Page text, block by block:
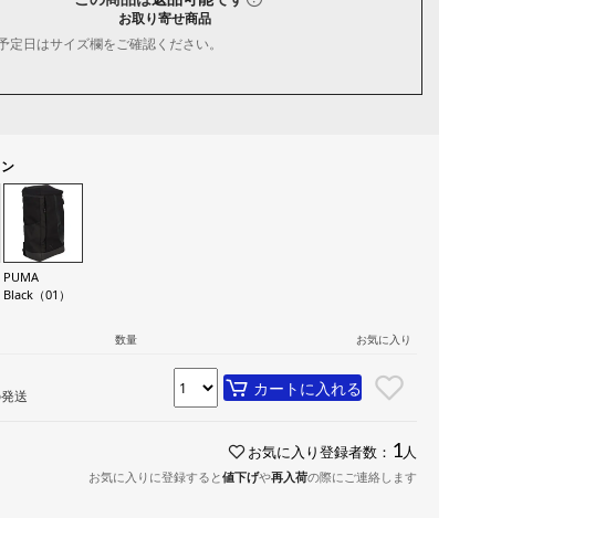
お取り寄せ商品
定日はサイズ欄をご確認ください。
PUMA
Black（01）
数量 お気に入り
送 カートに入れる
お気に入り登録者数： 1 人
お気に入りに登録すると値下げや再入荷の際にご連絡します